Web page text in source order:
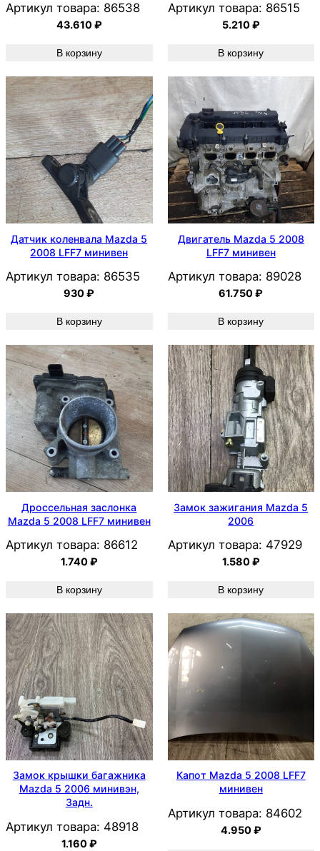
Артикул товара: 86538
43.610₽
В корзину
Артикул товара: 86515
5.210₽
В корзину
Датчик коленвала Mazda 5
2008 LFF7 минивен
Артикул товара: 86535
930₽
В корзину
Двигатель Mazda 5 2008
LFF7 минивен
Артикул товара: 89028
61.750₽
В корзину
Дроссельная заслонка
Mazda 5 2008 LFF7 минивен
Артикул товара: 86612
1.740₽
В корзину
Замок зажигания Mazda 5
2006
Артикул товара: 47929
1.580₽
В корзину
Замок крышки багажника
Mazda 5 2006 минивэн,
Задн.
Артикул товара: 48918
1.160₽
Капот Mazda 5 2008 LFF7
минивен
Артикул товара: 84602
4.950₽